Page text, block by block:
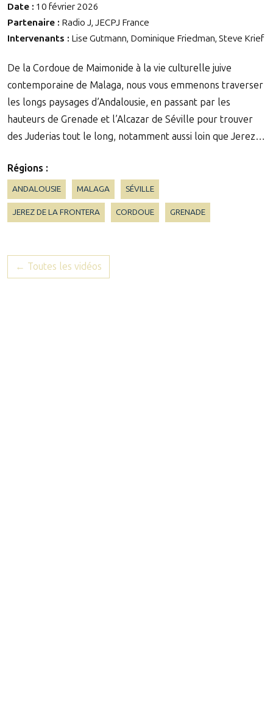
Date : 10 février 2026
Partenaire : Radio J, JECPJ France
Intervenants : Lise Gutmann, Dominique Friedman, Steve Krief
De la Cordoue de Maimonide à la vie culturelle juive
contemporaine de Malaga, nous vous emmenons traverser
les longs paysages d’Andalousie, en passant par les
hauteurs de Grenade et l’Alcazar de Séville pour trouver
des Juderias tout le long, notamment aussi loin que Jerez…
Régions :
ANDALOUSIE MALAGA SÉVILLE
JEREZ DE LA FRONTERA CORDOUE GRENADE
← Toutes les vidéos